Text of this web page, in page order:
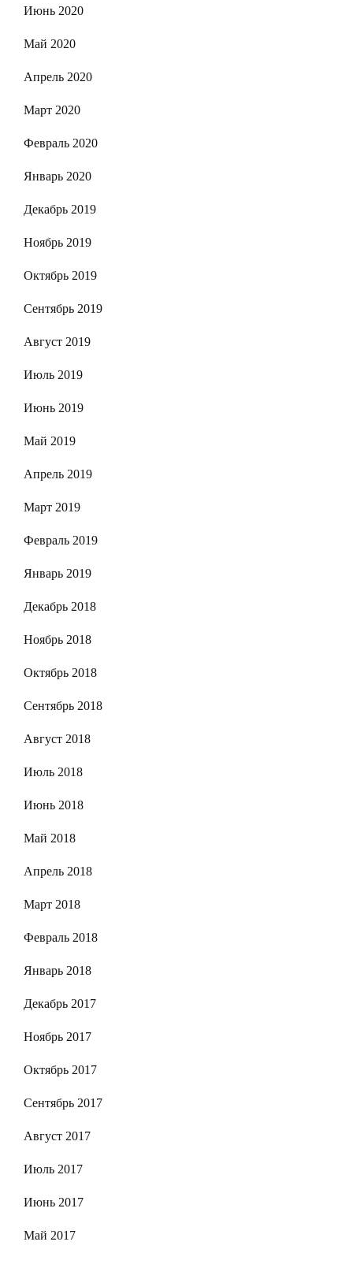
Июнь 2020
Май 2020
Апрель 2020
Март 2020
Февраль 2020
Январь 2020
Декабрь 2019
Ноябрь 2019
Октябрь 2019
Сентябрь 2019
Август 2019
Июль 2019
Июнь 2019
Май 2019
Апрель 2019
Март 2019
Февраль 2019
Январь 2019
Декабрь 2018
Ноябрь 2018
Октябрь 2018
Сентябрь 2018
Август 2018
Июль 2018
Июнь 2018
Май 2018
Апрель 2018
Март 2018
Февраль 2018
Январь 2018
Декабрь 2017
Ноябрь 2017
Октябрь 2017
Сентябрь 2017
Август 2017
Июль 2017
Июнь 2017
Май 2017